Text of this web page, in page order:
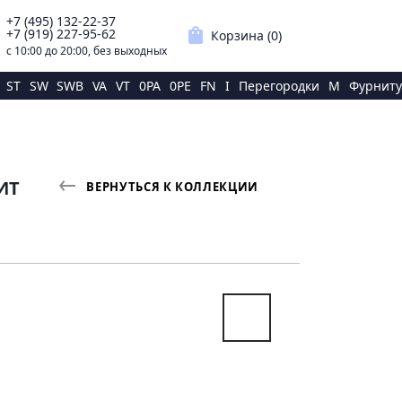
+7 (495) 132-22-37
+7 (919) 227-95-62
с 10:00 до 20:00, без выходных
shopping_bag Корзина (0)
ST SW SWB VA VT 0PA 0PE FN I Перегородки M
ВЕРНУТЬСЯ К КОЛЛЕКЦИИ